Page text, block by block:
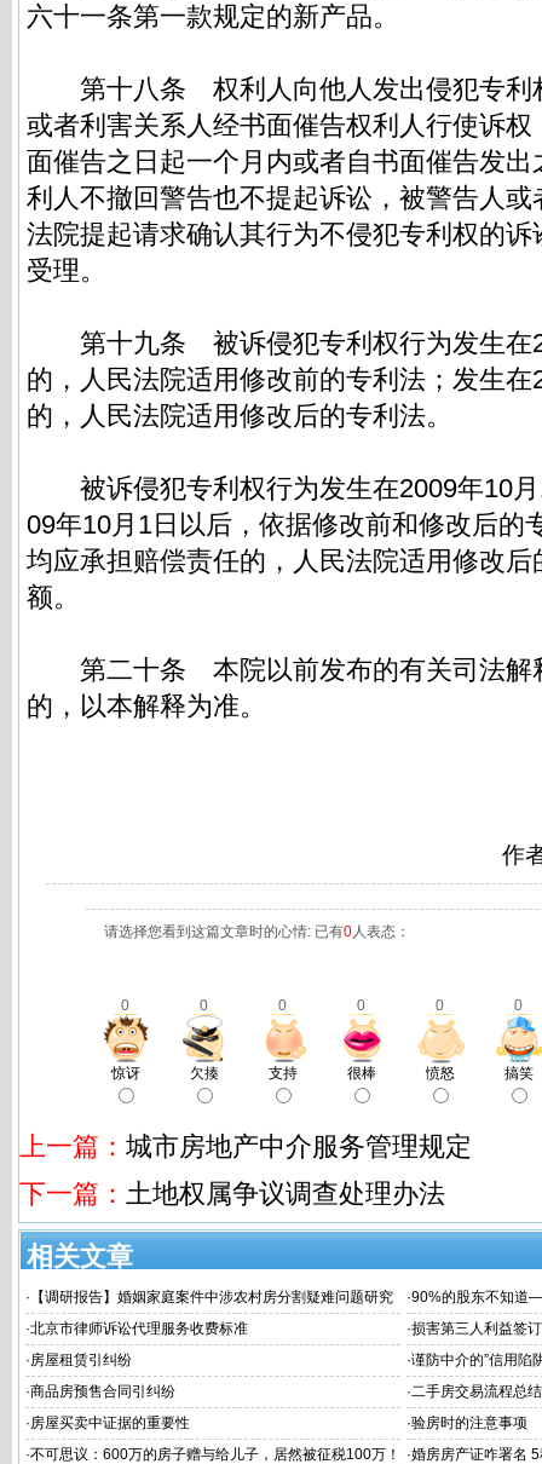
六十一条第一款规定的新产品。
第十八条 权利人向他人发出侵犯专利
或者利害关系人经书面催告权利人行使诉
面催告之日起一个月内或者自书面催告发
利人不撤回警告也不提起诉讼，被警告人
法院提起请求确认其行为不侵犯专利权的
受理。
第十九条 被诉侵犯专利权行为发生在
的，人民法院适用修改前的专利法；发生
的，人民法院适用修改后的专利法。
被诉侵犯专利权行为发生在2009年10月
09年10月1日以后，依据修改前和修改后的
均应承担赔偿责任的，人民法院适用修改
额。
第二十条 本院以前发布的有关司法解
的，以本解释为准。
作
请选择您看到这篇文章时的心情: 已有0人表态：
0 0 0 0 0 0
惊讶 欠揍 支持 很棒 愤怒 搞笑
上一篇： 城市房地产中介服务管理规定
下一篇： 土地权属争议调查处理办法
相关文章
· 【调研报告】婚姻家庭案件中涉农村房分割疑难问题研究 ·90%的股东不知道
律风险！
·北京市律师诉讼代理服务收费标准 ·损害第三人利益签
·房屋租赁引纠纷 ·谨防中介的”信用陷
·商品房预售合同引纠纷 ·二手房交易流程总结
·房屋买卖中证据的重要性 ·验房时的注意事项
·不可思议：600万的房子赠与给儿子，居然被征税100万！
·婚房房产证咋署名